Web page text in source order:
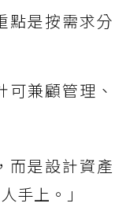
點是按需求分
兼顧管理、
而是設計資產
手上。」